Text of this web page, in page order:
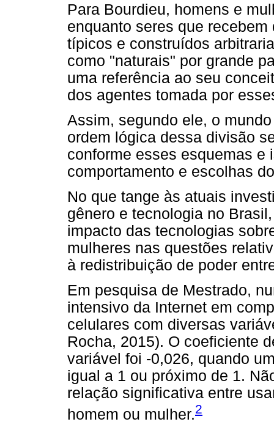
Para Bourdieu, homens e
enquanto seres que
típicos e construídos
como "naturais" por grande
uma referência ao seu
dos agentes tomada por
Assim, segundo ele, o
ordem lógica dessa divisão
conforme esses esquemas e
comportamento e escolhas
No que tange às atuais
gênero e tecnologia no
impacto das tecnologias
mulheres nas questões
à redistribuição de poder
Em pesquisa de Mestrado,
intensivo da Internet em
celulares com diversas
Rocha, 2015). O coeficiente
variável foi -0,026, quando
igual a 1 ou próximo de 1.
relação significativa entre
homem ou mulher.2